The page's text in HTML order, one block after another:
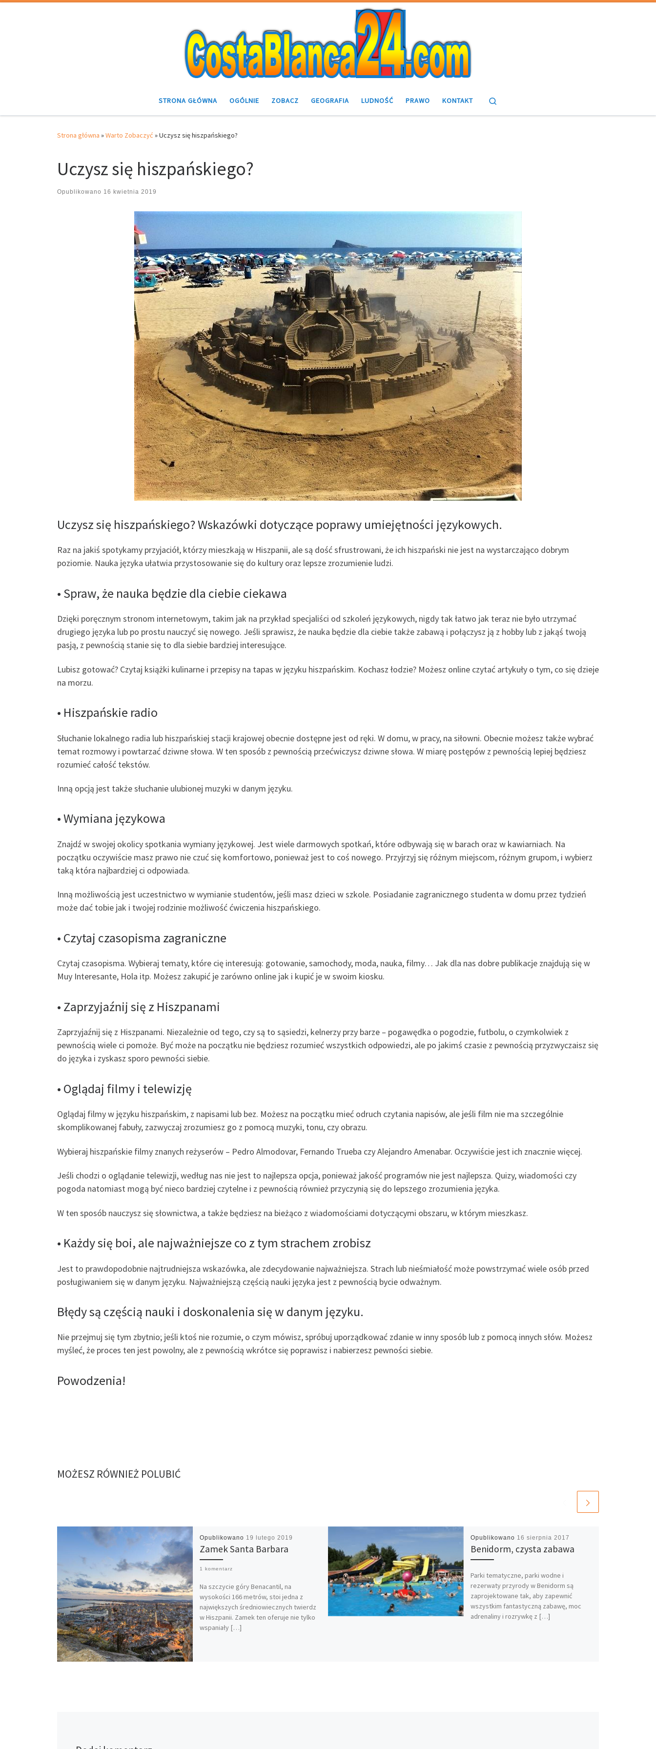
STRONA GŁÓWNA OGÓLNIE ZOBACZ GEOGRAFIA LUDNOŚĆ PRAWO KONTAKT
Strona główna »Warto Zobaczyć »Uczysz się hiszpańskiego?
Uczysz się hiszpańskiego?
Opublikowano 16 kwietnia 2019
Uczysz się hiszpańskiego? Wskazówki dotyczące poprawy umiejętności językowych.
Raz na jakiś spotykamy przyjaciół, którzy mieszkają w Hiszpanii, ale są dość sfrustrowani, że ich hiszpański nie jest na wystarczająco dobrym
poziomie. Nauka języka ułatwia przystosowanie się do kultury oraz lepsze zrozumienie ludzi.
• Spraw, że nauka będzie dla ciebie ciekawa
Dzięki poręcznym stronom internetowym, takim jak na przykład specjaliści od szkoleń językowych, nigdy tak łatwo jak teraz nie było utrzymać
drugiego języka lub po prostu nauczyć się nowego. Jeśli sprawisz, że nauka będzie dla ciebie także zabawą i połączysz ją z hobby lub z jakąś twoją
pasją, z pewnością stanie się to dla siebie bardziej interesujące.
Lubisz gotować? Czytaj książki kulinarne i przepisy na tapas w języku hiszpańskim. Kochasz łodzie? Możesz online czytać artykuły o tym, co się dzieje
na morzu.
• Hiszpańskie radio
Słuchanie lokalnego radia lub hiszpańskiej stacji krajowej obecnie dostępne jest od ręki. W domu, w pracy, na siłowni. Obecnie możesz także wybrać
temat rozmowy i powtarzać dziwne słowa. W ten sposób z pewnością przećwiczysz dziwne słowa. W miarę postępów z pewnością lepiej będziesz
rozumieć całość tekstów.
Inną opcją jest także słuchanie ulubionej muzyki w danym języku.
• Wymiana językowa
Znajdź w swojej okolicy spotkania wymiany językowej. Jest wiele darmowych spotkań, które odbywają się w barach oraz w kawiarniach. Na
początku oczywiście masz prawo nie czuć się komfortowo, ponieważ jest to coś nowego. Przyjrzyj się różnym miejscom, różnym grupom, i wybierz
taką która najbardziej ci odpowiada.
Inną możliwością jest uczestnictwo w wymianie studentów, jeśli masz dzieci w szkole. Posiadanie zagranicznego studenta w domu przez tydzień
może dać tobie jak i twojej rodzinie możliwość ćwiczenia hiszpańskiego.
• Czytaj czasopisma zagraniczne
Czytaj czasopisma. Wybieraj tematy, które cię interesują: gotowanie, samochody, moda, nauka, filmy… Jak dla nas dobre publikacje znajdują się w
Muy Interesante, Hola itp. Możesz zakupić je zarówno online jak i kupić je w swoim kiosku.
• Zaprzyjaźnij się z Hiszpanami
Zaprzyjaźnij się z Hiszpanami. Niezależnie od tego, czy są to sąsiedzi, kelnerzy przy barze – pogawędka o pogodzie, futbolu, o czymkolwiek z
pewnością wiele ci pomoże. Być może na początku nie będziesz rozumieć wszystkich odpowiedzi, ale po jakimś czasie z pewnością przyzwyczaisz się
do języka i zyskasz sporo pewności siebie.
• Oglądaj filmy i telewizję
Oglądaj filmy w języku hiszpańskim, z napisami lub bez. Możesz na początku mieć odruch czytania napisów, ale jeśli film nie ma szczególnie
skomplikowanej fabuły, zazwyczaj zrozumiesz go z pomocą muzyki, tonu, czy obrazu.
Wybieraj hiszpańskie filmy znanych reżyserów – Pedro Almodovar, Fernando Trueba czy Alejandro Amenabar. Oczywiście jest ich znacznie więcej.
Jeśli chodzi o oglądanie telewizji, według nas nie jest to najlepsza opcja, ponieważ jakość programów nie jest najlepsza. Quizy, wiadomości czy
pogoda natomiast mogą być nieco bardziej czytelne i z pewnością również przyczynią się do lepszego zrozumienia języka.
W ten sposób nauczysz się słownictwa, a także będziesz na bieżąco z wiadomościami dotyczącymi obszaru, w którym mieszkasz.
• Każdy się boi, ale najważniejsze co z tym strachem zrobisz
Jest to prawdopodobnie najtrudniejsza wskazówka, ale zdecydowanie najważniejsza. Strach lub nieśmiałość może powstrzymać wiele osób przed
posługiwaniem się w danym języku. Najważniejszą częścią nauki języka jest z pewnością bycie odważnym.
Błędy są częścią nauki i doskonalenia się w danym języku.
Nie przejmuj się tym zbytnio; jeśli ktoś nie rozumie, o czym mówisz, spróbuj uporządkować zdanie w inny sposób lub z pomocą innych słów. Możesz
myśleć, że proces ten jest powolny, ale z pewnością wkrótce się poprawisz i nabierzesz pewności siebie.
Powodzenia!
MOŻESZ RÓWNIEŻ POLUBIĆ
Opublikowano 19 lutego 2019
Zamek Santa Barbara
1 komentarz
Na szczycie góry Benacantil, na
wysokości 166 metrów, stoi jedna z
największych średniowiecznych twierdz
w Hiszpanii. Zamek ten oferuje nie tylko
wspaniały […]
Opublikowano 16 sierpnia 2017
Benidorm, czysta zabawa
Parki tematyczne, parki wodne i
rezerwaty przyrody w Benidorm są
zaprojektowane tak, aby zapewnić
wszystkim fantastyczną zabawę, moc
adrenaliny i rozrywkę z […]